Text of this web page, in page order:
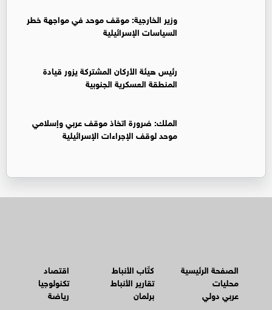
وزير الخارجية: موقف موحد في مواجهة خطر
السياسات الإسرائيلية
رئيس هيئة الأركان المشتركة يزور قيادة
المنطقة العسكرية الجنوبية
الملك: ضرورة اتخاذ موقف عربي وإسلامي
موحد لوقف الإجراءات الإسرائيلية
الصفحة الرئيسية
محليات
عربي دولي
كتّاب الأنباط
تقارير الأنباط
برلمان
اقتصاد
تكنولوجيا
رياضة